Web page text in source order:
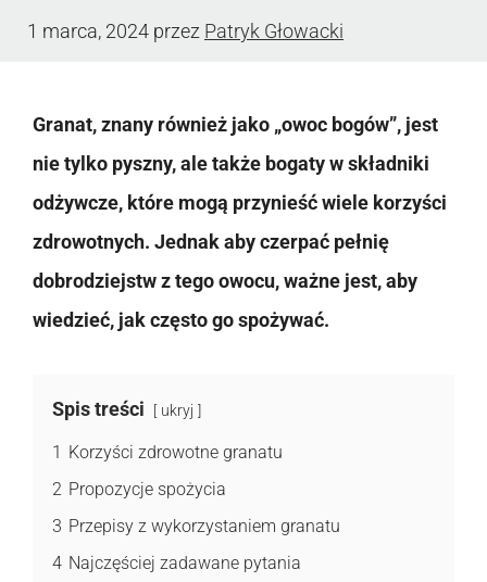
1 marca, 2024 przez Patryk Głowacki
Granat, znany również jako „owoc bogów”, jest
nie tylko pyszny, ale także bogaty w składniki
odżywcze, które mogą przynieść wiele korzyści
zdrowotnych. Jednak aby czerpać pełnię
dobrodziejstw z tego owocu, ważne jest, aby
wiedzieć, jak często go spożywać.
Spis treści ukryj
1 Korzyści zdrowotne granatu
2 Propozycje spożycia
3 Przepisy z wykorzystaniem granatu
4 Najczęściej zadawane pytania